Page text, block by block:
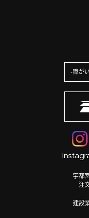
障が
宇都
注
建設